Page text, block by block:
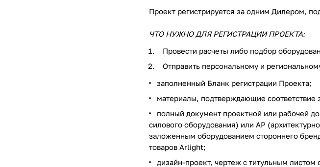
Проект регистрируется за одним Дилером,
ЧТО НУЖНО ДЛЯ РЕГИСТРАЦИИ ПРОЕКТА:
Провести расчеты либо подбор
Отправить персональному и
заполненный Бланк регистрации Проекта;
материалы, подтверждающие соответствие
полный документ проектной или рабочей
силового оборудования) или АР
заложенным оборудованием стороннего
товаров Arlight;
дизайн-проект, чертеж с титульным листом